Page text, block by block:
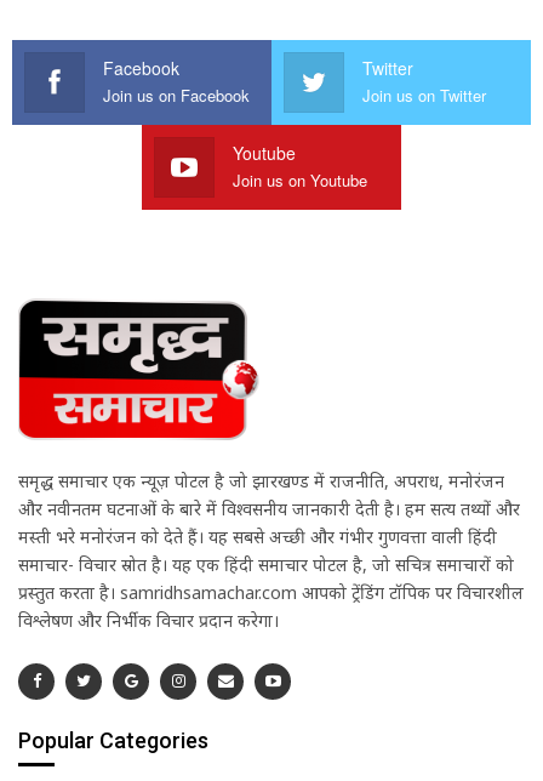
Facebook
Join us on Facebook
Twitter
Join us on Twitter
Youtube
Join us on Youtube
समृद्ध समाचार एक न्यूज़ पोर्टल है जो झारखण्ड में राजनीति, अपराध, मनोरंजन
और नवीनतम घटनाओं के बारे में विश्वसनीय जानकारी देती है। हम सत्य तथ्यों और
मस्ती भरे मनोरंजन को देते हैं। यह सबसे अच्छी और गंभीर गुणवत्ता वाली हिंदी
समाचार- विचार स्रोत है। यह एक हिंदी समाचार पोर्टल है, जो सचित्र समाचारों को
प्रस्तुत करता है। samridhsamachar.com आपको ट्रेंडिंग टॉपिक पर विचारशील
विश्लेषण और निर्भीक विचार प्रदान करेगा।
Popular Categories